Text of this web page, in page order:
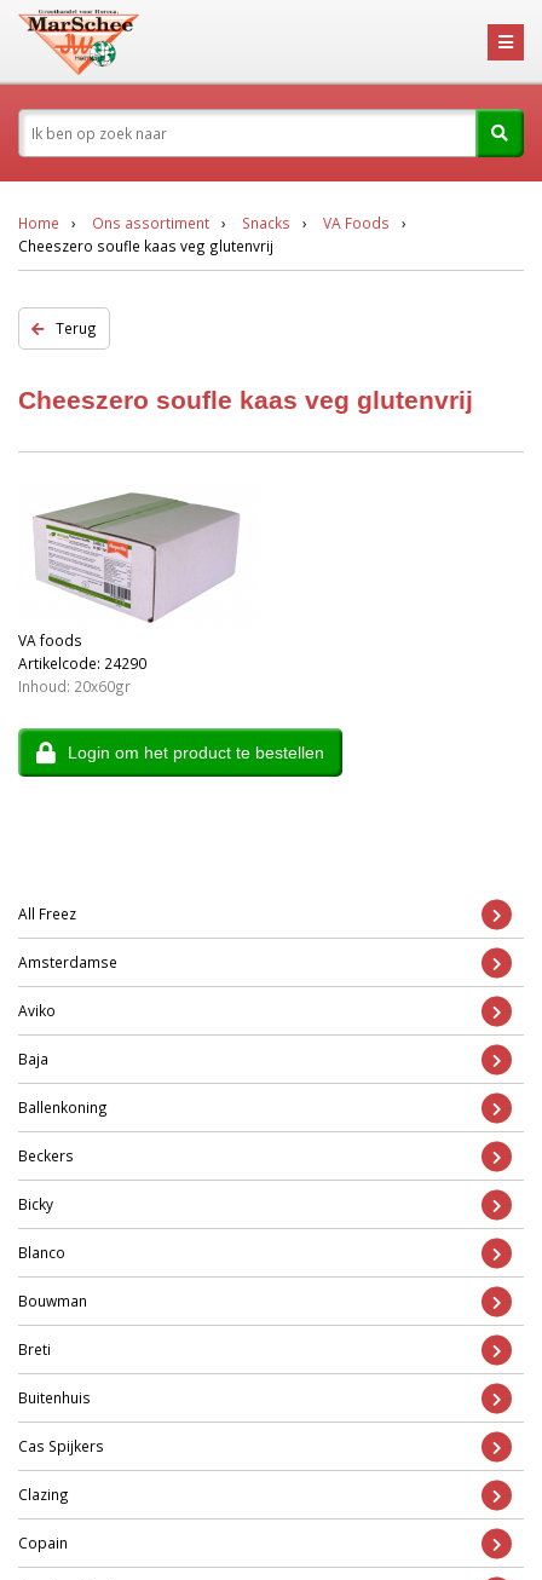
Home Ons assortiment Snacks
VA Foods
Cheeszero soufle kaas veg glutenvrij
Terug
Cheeszero soufle kaas veg glutenvrij
All Freez
Amsterdamse
Aviko
Baja
Ballenkoning
Beckers
Bicky
Blanco
Bouwman
Breti
Buitenhuis
Cas Spijkers
Clazing
Copain
VA foods
Artikelcode: 24290
Inhoud: 20x60gr
Login om het product te bestellen